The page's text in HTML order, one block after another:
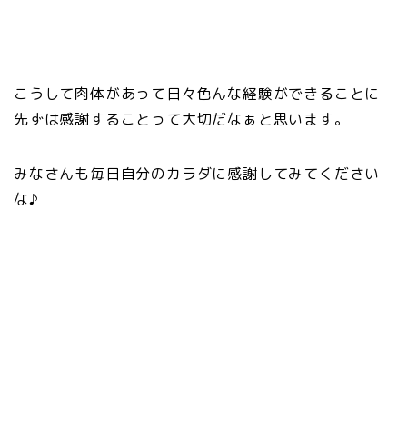
こうして肉体があって日々色んな経験ができることに
先ずは感謝することって大切だなぁと思います。
みなさんも毎日自分のカラダに感謝してみてください
な♪